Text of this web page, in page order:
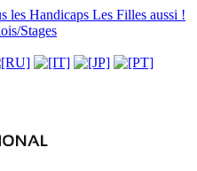
les Handicaps Les Filles aussi !
Stages